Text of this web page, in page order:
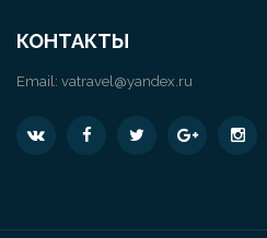
КОНТАКТЫ
Email: vatravel@yandex.ru